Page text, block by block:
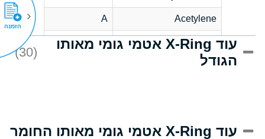
Acetylene
A
Acrlylonitrile
D
Adipic Acid
(Aqueous)
עוד X-Ring אטמי גומי מאותו
הגודל
(30)
עוד X-Ring אטמי גומי מאותו החומר
הזמנה